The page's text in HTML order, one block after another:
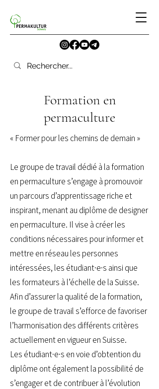
Formation en
permaculture
« Former pour les chemins de demain »
Le groupe de travail dédié à la formation
en permaculture s’engage à promouvoir
un parcours d’apprentissage riche et
inspirant, menant au diplôme de designer
en permaculture. Il vise à créer les
conditions nécessaires pour informer et
mettre en réseau les personnes
intéressées, les étudiant·e·s ainsi que
les formateurs à l’échelle de la Suisse.
Afin d’assurer la qualité de la formation,
le groupe de travail s’efforce de favoriser
l’harmonisation des différents critères
actuellement en vigueur en Suisse.
Les étudiant·e·s en voie d’obtention du
diplôme ont également la possibilité de
s’engager et de contribuer à l’évolution